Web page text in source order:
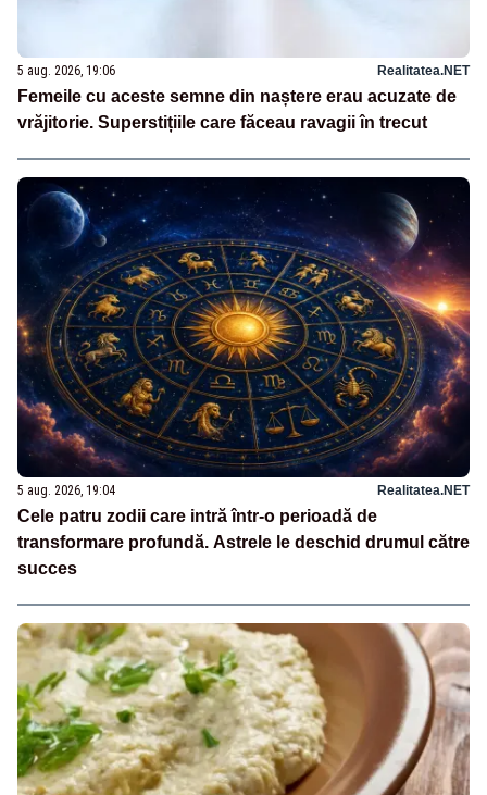
5 aug. 2026, 19:06 Realitatea.NET
Femeile cu aceste semne din naștere erau acuzate de
vrăjitorie. Superstițiile care făceau ravagii în trecut
5 aug. 2026, 19:04 Realitatea.NET
Cele patru zodii care intră într-o perioadă de
transformare profundă. Astrele le deschid drumul către
succes